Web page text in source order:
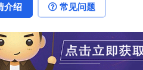
介绍 常见问题